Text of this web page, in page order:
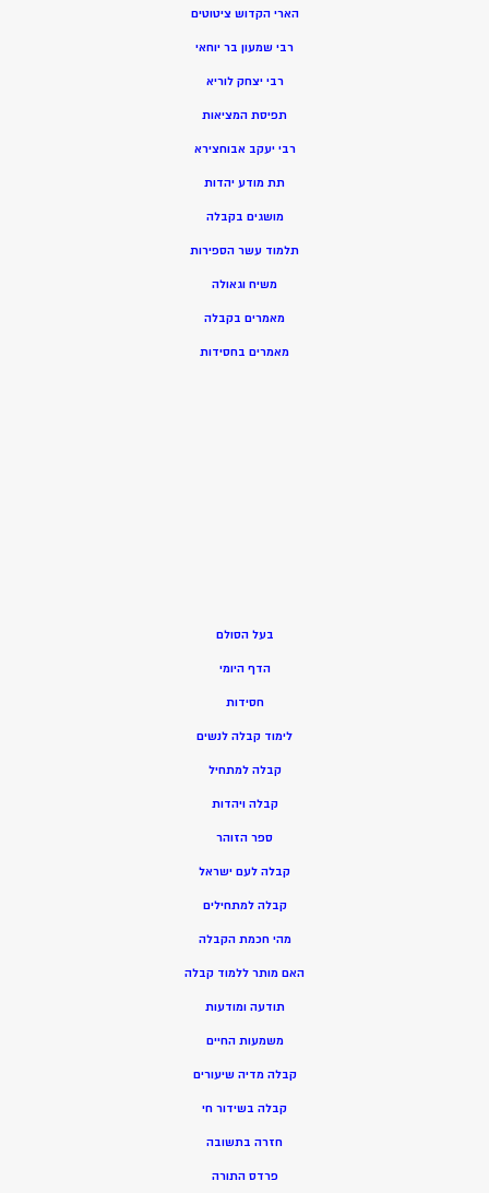
הארי הקדוש ציטוטים
רבי שמעון בר יוחאי
רבי יצחק לוריא
תפיסת המציאות
רבי יעקב אבוחצירא
תת מודע יהדות
מושגים בקבלה
תלמוד עשר הספירות
משיח וגאולה
מאמרים בקבלה
מאמרים בחסידות
בעל הסולם
הדף היומי
חסידות
לימוד קבלה לנשים
קבלה למתחיל
קבלה ויהדות
ספר הזוהר
קבלה לעם ישראל
קבלה למתחילים
מהי חכמת הקבלה
האם מותר ללמוד קבלה
תודעה ומודעות
משמעות החיים
קבלה מדיה שיעורים
קבלה בשידור חי
חזרה בתשובה
פרדס התורה